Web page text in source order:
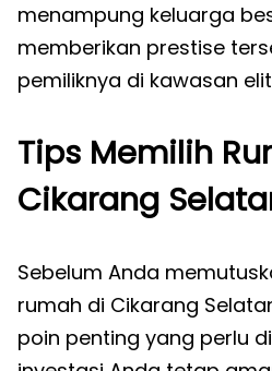
menampung keluarga
memberikan prestise
pemiliknya di kawasan
Tips Memilih
Cikarang
Sebelum Anda
rumah di Cikarang
poin penting yang perlu